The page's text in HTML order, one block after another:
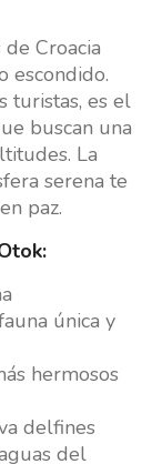
Croacia
escondido.
turistas, es el
buscan una
La
serena te
paz.
única y
hermosos
delfines
del